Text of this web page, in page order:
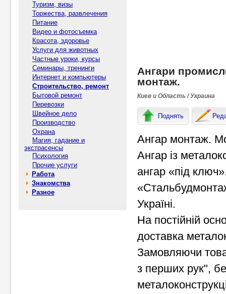
Туризм, визы
Торжества, развлечения
Питание
Видео и фотосъемка
Красота, здоровье
Услуги для животных
Частные уроки, курсы
Семинары, тренинги
Интернет и компьютеры
Строительство, ремонт
Бытовой ремонт
Перевозки
Швейное дело
Производство
Охрана
Магия, гадание и
экстрасенсы
Психология
Прочие услуги
Работа
Знакомства
Разное
Ангари
монтаж.
Киев и Область / Украина
Поднять
Ангар монтаж.
Ангар із
ангар «під
Україні.
На постійній
доставка
Замовляючи
з перших рук",